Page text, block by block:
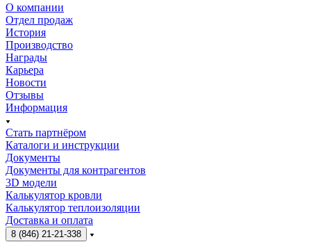
О компании
Отдел продаж
История
Производство
Награды
Карьера
Новости
Отзывы
Информация
Стать партнёром
Каталоги и инструкции
Документы
Документы для контрагентов
3D модели
Калькулятор кровли
Калькулятор теплоизоляции
Доставка и оплата
8 (846) 21-21-338